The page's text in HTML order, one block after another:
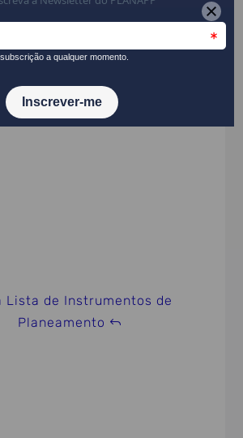
de 31 de dezembro
NO LINKEDIN
Lista de Instrumentos de
Planeamento